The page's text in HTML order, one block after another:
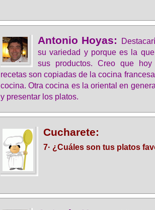
Antonio Hoyas:
su variedad y porque es la
sus productos. Creo que
recetas son copiadas de la cocina
cocina. Otra cocina es la oriental en
y presentar los platos.
Cucharete:
7· ¿Cuáles son tus platos